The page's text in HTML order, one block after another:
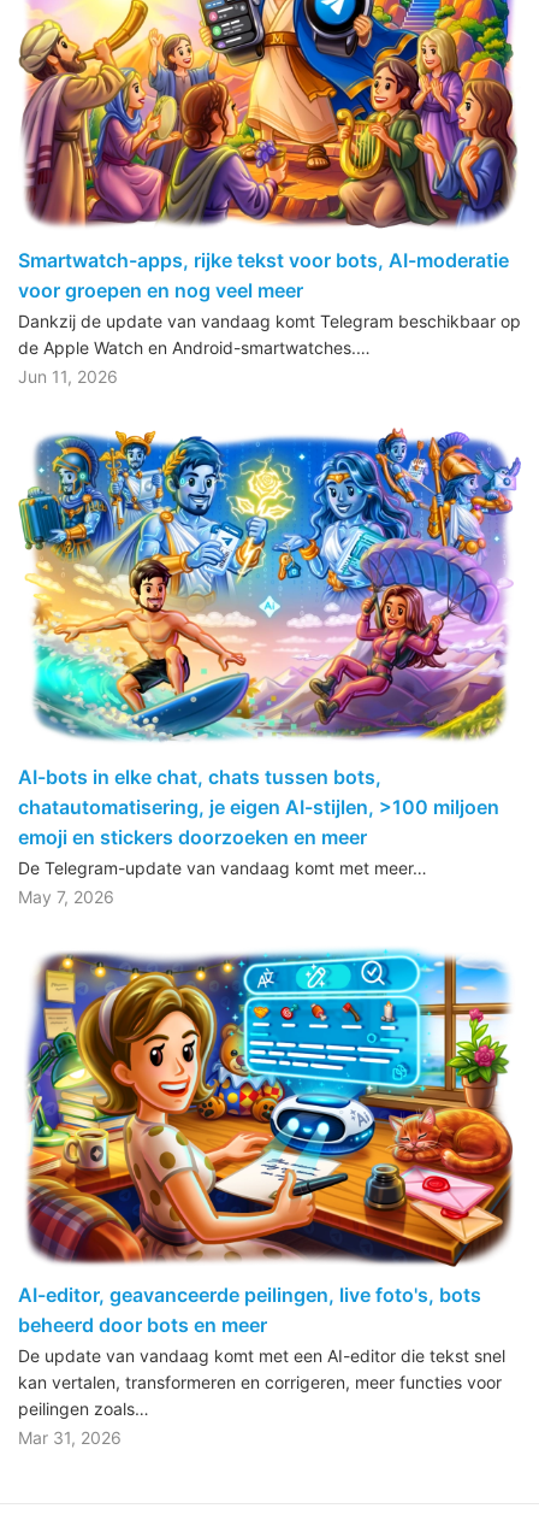
Smartwatch-apps, rijke tekst voor bots, AI-moderatie
voor groepen en nog veel meer
Dankzij de update van vandaag komt Telegram beschikbaar op
de Apple Watch en Android-smartwatches.…
Jun 11, 2026
AI-bots in elke chat, chats tussen bots,
chatautomatisering, je eigen AI-stijlen, >100 miljoen
emoji en stickers doorzoeken en meer
De Telegram-update van vandaag komt met meer…
May 7, 2026
AI-editor, geavanceerde peilingen, live foto's, bots
beheerd door bots en meer
De update van vandaag komt met een AI-editor die tekst snel
kan vertalen, transformeren en corrigeren, meer functies voor
peilingen zoals…
Mar 31, 2026